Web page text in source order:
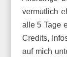
vermutlich
alle 5 Tage
Credits,
auf mich